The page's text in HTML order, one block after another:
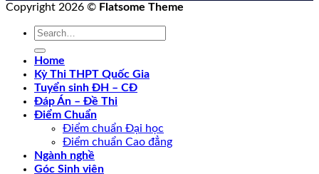
Copyright 2026 © Flatsome Theme
Home
Kỳ Thi THPT Quốc Gia
Tuyển sinh ĐH – CĐ
Đáp Án – Đề Thi
Điểm Chuẩn
Điểm chuẩn Đại học
Điểm chuẩn Cao đẳng
Ngành nghề
Góc Sinh viên